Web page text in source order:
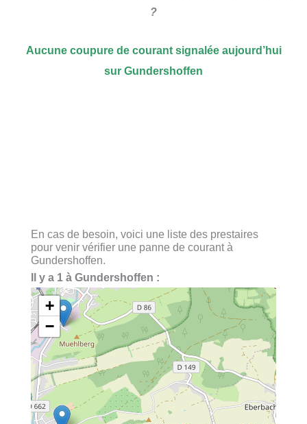
?
Aucune coupure de courant signalée aujourd’hui
sur Gundershoffen
En cas de besoin, voici une liste des prestaires
pour venir vérifier une panne de courant à
Gundershoffen.
Il y a 1 à Gundershoffen :
+
−